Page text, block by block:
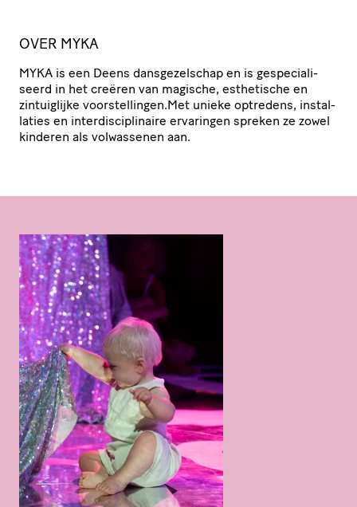
OVER MYKA
MYKA is een Deens dans­ge­zel­schap en is gespe­ci­a­li­
seerd in het creëren van magische, esthetische en
zintuig­lijke voorstellingen.Met unieke optredens, instal­
la­ties en inter­dis­ci­pli­naire ervaringen spreken ze zowel
kinderen als volwassenen aan.